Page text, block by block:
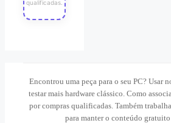
qualificadas.
Encontrou uma peça para o seu PC? Usar
testar mais hardware clássico. Como
por compras qualificadas. Também
para manter o conteúdo gratuito